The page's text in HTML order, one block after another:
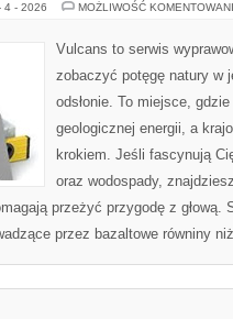
4 - 2026 MOŻLIWOŚĆ
Vulcans to serwis
zobaczyć potęgę natury w
odsłonie. To miejsce,
geologicznej energii, a
krokiem. Jeśli fascynują
oraz wodospady,
przeżyć przygodę z głową.
przez bazaltowe równiny